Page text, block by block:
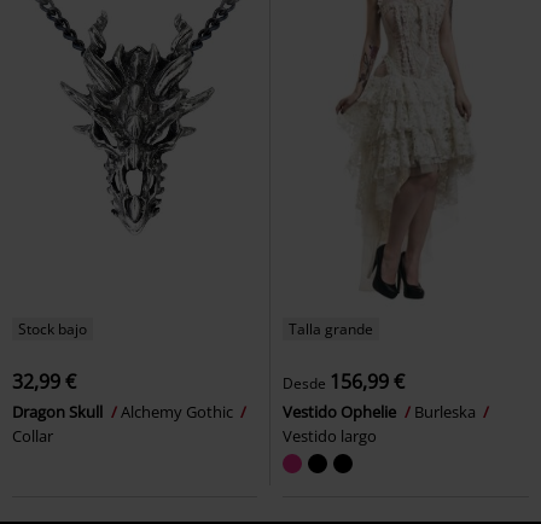
Stock bajo
32,99 €
Dragon Skull
Alchemy Gothic
Collar
Talla grande
Desde 156,99 €
Vestido Ophelie
Burleska
Vestido largo